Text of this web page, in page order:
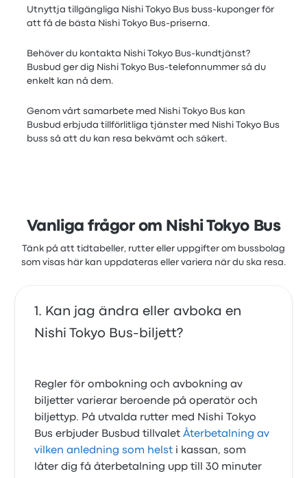
Utnyttja tillgängliga Nishi Tokyo Bus buss-kuponger för
att få de bästa Nishi Tokyo Bus-priserna.
Behöver du kontakta Nishi Tokyo Bus-kundtjänst?
Busbud ger dig Nishi Tokyo Bus-telefonnummer så du
enkelt kan nå dem.
Genom vårt samarbete med Nishi Tokyo Bus kan
Busbud erbjuda tillförlitliga tjänster med Nishi Tokyo Bus
buss så att du kan resa bekvämt och säkert.
Vanliga frågor om Nishi Tokyo Bus
Tänk på att tidtabeller, rutter eller uppgifter om bussbolag
som visas här kan uppdateras eller variera när du ska resa.
Kan jag ändra eller avboka en
Nishi Tokyo Bus-biljett?
Regler för ombokning och avbokning av
biljetter varierar beroende på operatör och
biljettyp. På utvalda rutter med Nishi Tokyo
Bus erbjuder Busbud tillvaletÅterbetalning av
vilken anledning som helst i kassan, som
låter dig få återbetalning upp till 30 minuter